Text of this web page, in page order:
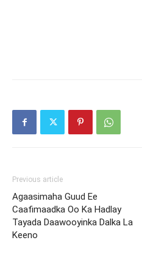
Previous article
Agaasimaha Guud Ee
Caafimaadka Oo Ka Hadlay
Tayada Daawooyinka Dalka La
Keeno